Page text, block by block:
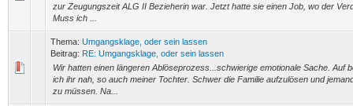
zur Zeugungszeit ALG II Bezieherin war. Jetzt hatte sie einen Job, wo der
Muss ich ...
Thema: Umgangsklage, oder sein lassen
Beitrag: RE: Umgangsklage, oder sein lassen
Wir hatten einen längeren Ablöseprozess...schwierige emotionale Sache. Auf
ich ihr nah, so auch meiner Tochter. Schwer die Familie aufzulösen und
zu müssen. Na...